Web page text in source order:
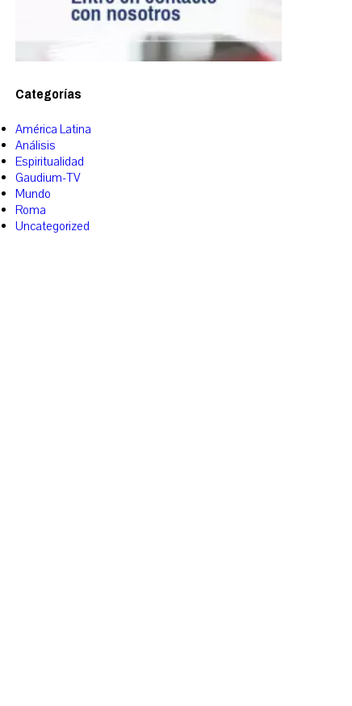
Categorías
América Latina
Análisis
Espiritualidad
Gaudium-TV
Mundo
Roma
Uncategorized